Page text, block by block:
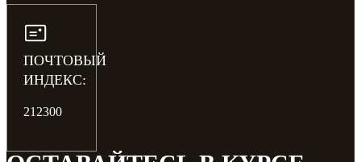
ПОЧТОВЫЙ
ИНДЕКС:
212300